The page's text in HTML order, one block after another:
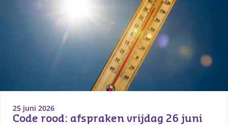
25 juni 2026
Code rood: afspraken vrijdag 26 juni